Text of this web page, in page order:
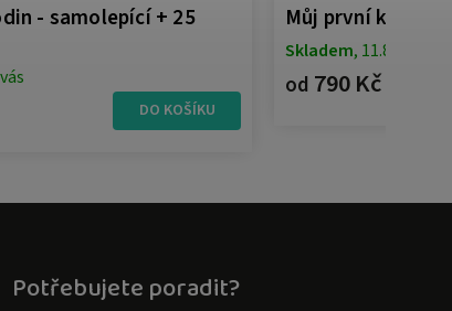
- samolepící + 25
DO KOŠÍKU
Můj první
Skladem, 11.8. u vás
od 790 Kč
Potřebujete poradit?